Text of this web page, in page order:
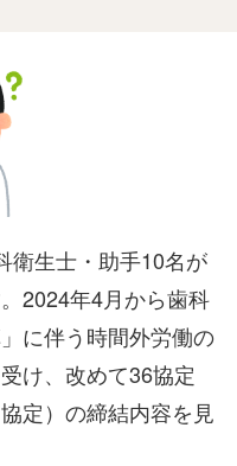
衛生士・助手10名が
2024年4月から歯科
に伴う時間外労働の
け、改めて36協定
定）の締結内容を見